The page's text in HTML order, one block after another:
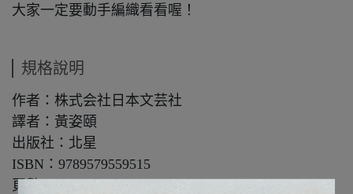
大家一定要動手編織看看喔！
規格說明
作者：株式会社日本文芸社
譯者：黃姿頤
出版社：北星
ISBN：9789579559515
頁數：64